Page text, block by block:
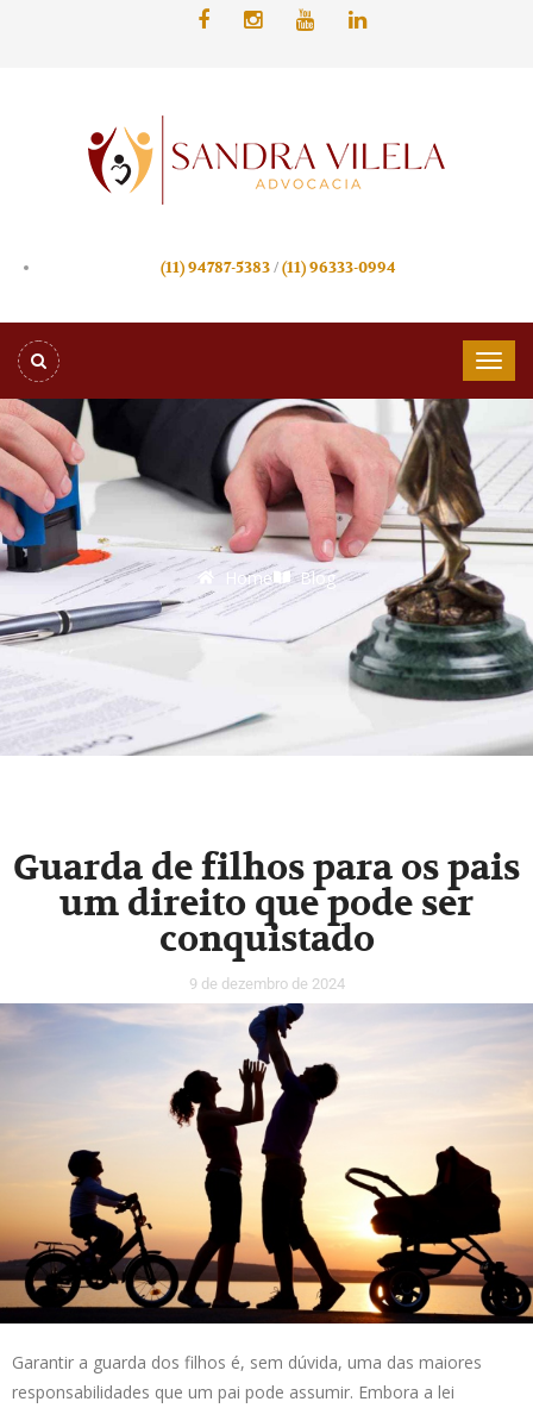
(11) 94787-5383/(11) 96333-0994
Home Blog
Guarda de filhos para os pais
um direito que pode ser
conquistado
9 de dezembro de 2024
Garantir a guarda dos filhos é, sem dúvida, uma das maiores
responsabilidades que um pai pode assumir. Embora a lei